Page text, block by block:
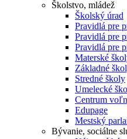
Školstvo, mládež
Školský úrad
Pravidlá pre
Pravidlá pre
Pravidlá pre
Materské
Základné
Stredné školy
Umelecké
Centrum
Edupage
Mestský
Bývanie, sociálne